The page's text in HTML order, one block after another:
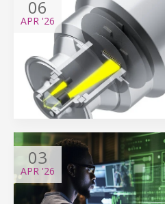
06
APR '26
03
APR '26